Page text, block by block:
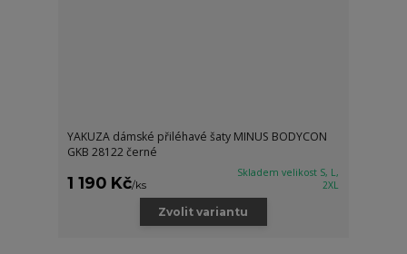
YAKUZA dámské přiléhavé šaty MINUS BODYCON
GKB 28122 černé
1 190 Kč/ks
Skladem velikost S, L,
2XL
Zvolit variantu